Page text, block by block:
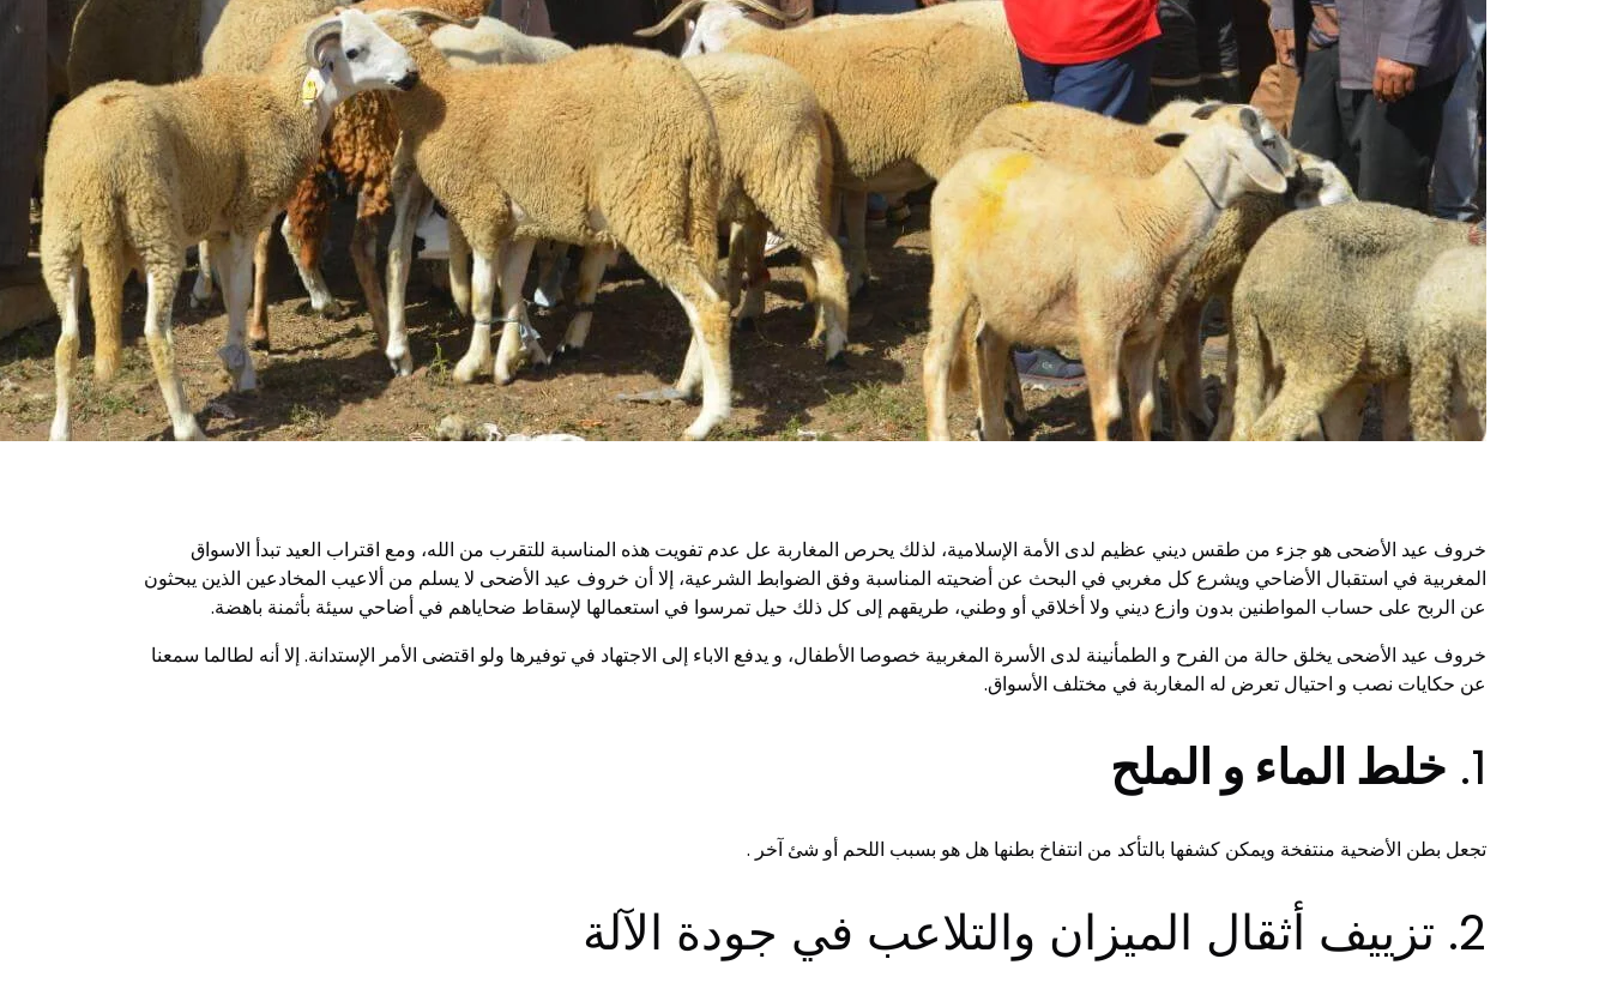
خروف عيد الأضحى هو جزء من طقس ديني عظيم لدى الأمة الإسلامية، لذلك يحرص المغاربة عل عدم تفويت هذه المناسبة للتقرب من الله، ومع اقتراب العيد تبدأ الاسواق
المغربية في استقبال الأضاحي ويشرع كل مغربي في البحث عن أضحيته المناسبة وفق الضوابط الشرعية، إلا أن خروف عيد الأضحى لا يسلم من ألاعيب المخادعين الذين يبحثون
عن الربح على حساب المواطنين بدون وازع ديني ولا أخلاقي أو وطني، طريقهم إلى كل ذلك حيل تمرسوا في استعمالها لإسقاط ضحاياهم في أضاحي سيئة بأثمنة باهضة.
خروف عيد الأضحى يخلق حالة من الفرح و الطمأنينة لدى الأسرة المغربية خصوصا الأطفال، و يدفع الاباء إلى الاجتهاد في توفيرها ولو اقتضى الأمر الإستدانة. إلا أنه لطالما سمعنا
عن حكايات نصب و احتيال تعرض له المغاربة في مختلف الأسواق.
1. خلط الماء و الملح
تجعل بطن الأضحية منتفخة ويمكن كشفها بالتأكد من انتفاخ بطنها هل هو بسبب اللحم أو شئ آخر .
2. تزييف أثقال الميزان والتلاعب في جودة الآلة